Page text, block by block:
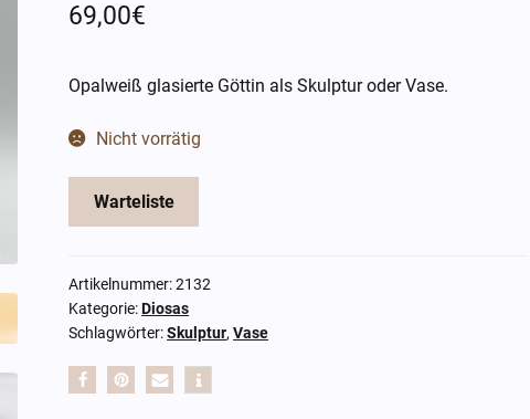
69,00€
Opalweiß glasierte Göttin als Skulptur oder Vase.
Nicht vorrätig
Warteliste
Artikelnummer:2132
Kategorie:Diosas
Schlagwörter:Skulptur,Vase